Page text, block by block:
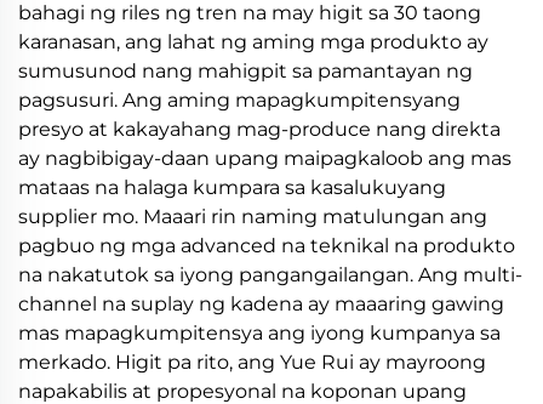
bahagi ng riles ng tren na may higit sa 30 taong
karanasan, ang lahat ng aming mga produkto ay
sumusunod nang mahigpit sa pamantayan ng
pagsusuri. Ang aming mapagkumpitensyang
presyo at kakayahang mag-produce nang direkta
ay nagbibigay-daan upang maipagkaloob ang mas
mataas na halaga kumpara sa kasalukuyang
supplier mo. Maaari rin naming matulungan ang
pagbuo ng mga advanced na teknikal na produkto
na nakatutok sa iyong pangangailangan. Ang multi-
channel na suplay ng kadena ay maaaring gawing
mas mapagkumpitensya ang iyong kumpanya sa
merkado. Higit pa rito, ang Yue Rui ay mayroong
napakabilis at propesyonal na koponan upang